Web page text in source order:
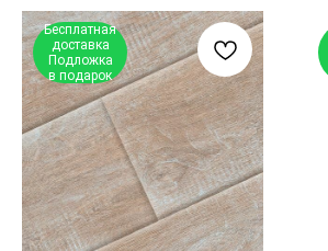
Бесплатная
доставка
Подложка
в подарок